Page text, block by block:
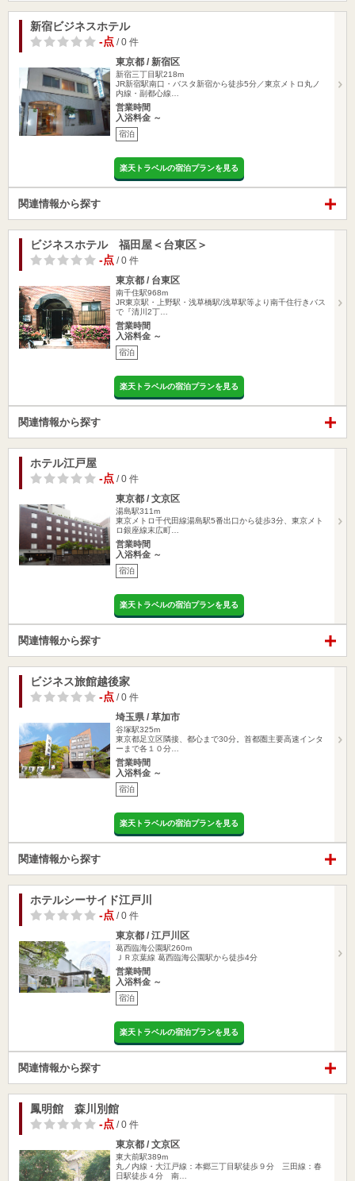
新宿ビジネスホテル
-点 / 0 件
東京都 / 新宿区
新宿三丁目駅218m
JR新宿駅南口・バスタ新宿から徒歩5分／東京メトロ丸ノ
内線・副都心線…
営業時間
入浴料金 ～
宿泊
楽天トラベルの宿泊プランを見る
関連情報から探す
ビジネスホテル 福田屋＜台東区＞
-点 / 0 件
東京都 / 台東区
南千住駅968m
JR東京駅・上野駅・浅草橋駅/浅草駅等より南千住行きバス
で『清川2丁…
営業時間
入浴料金 ～
宿泊
楽天トラベルの宿泊プランを見る
関連情報から探す
ホテル江戸屋
-点 / 0 件
東京都 / 文京区
湯島駅311m
東京メトロ千代田線湯島駅5番出口から徒歩3分、東京メト
ロ銀座線末広町…
営業時間
入浴料金 ～
宿泊
楽天トラベルの宿泊プランを見る
関連情報から探す
ビジネス旅館越後家
-点 / 0 件
埼玉県 / 草加市
谷塚駅325m
東京都足立区隣接、都心まで30分。首都圏主要高速インタ
ーまで各１０分…
営業時間
入浴料金 ～
宿泊
楽天トラベルの宿泊プランを見る
関連情報から探す
ホテルシーサイド江戸川
-点 / 0 件
東京都 / 江戸川区
葛西臨海公園駅260m
ＪＲ京葉線 葛西臨海公園駅から徒歩4分
営業時間
入浴料金 ～
宿泊
楽天トラベルの宿泊プランを見る
関連情報から探す
鳳明館 森川別館
-点 / 0 件
東京都 / 文京区
東大前駅389m
丸ノ内線・大江戸線：本郷三丁目駅徒歩９分 三田線：春
日駅徒歩４分 南…